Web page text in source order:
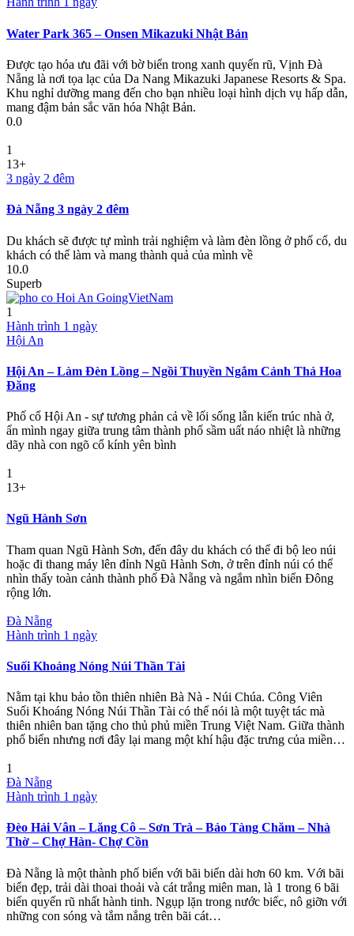
Water Park 365 – Onsen Mikazuki Nhật Bản
Được tạo hóa ưu đãi với bờ biển trong xanh quyến rũ, Vịnh Đà
Nẵng là nơi tọa lạc của Da Nang Mikazuki Japanese Resorts & Spa.
Khu nghỉ dưỡng mang đến cho bạn nhiều loại hình dịch vụ hấp dẫn,
mang đậm bản sắc văn hóa Nhật Bản.
0.0
1
13+
3 ngày 2 đêm
Đà Nẵng 3 ngày 2 đêm
Du khách sẽ được tự mình trải nghiệm và làm đèn lồng ở phố cổ, du
khách có thể làm và mang thành quả của mình về
10.0
Superb
1
Hành trình 1 ngày
Hội An
Hội An – Làm Đèn Lồng – Ngồi Thuyền Ngắm Cảnh Thả Hoa
Đăng
Phố cổ Hội An - sự tương phản cả về lối sống lẫn kiến trúc nhà ở,
ẩn mình ngay giữa trung tâm thành phố sầm uất náo nhiệt là những
dãy nhà con ngõ cổ kính yên bình
1
13+
Ngũ Hành Sơn
Tham quan Ngũ Hành Sơn, đến đây du khách có thể đi bộ leo núi
hoặc đi thang máy lên đỉnh Ngũ Hành Sơn, ở trên đỉnh núi có thể
nhìn thấy toàn cảnh thành phố Đà Nẵng và ngắm nhìn biển Đông
rộng lớn.
Đà Nẵng
Hành trình 1 ngày
Suối Khoáng Nóng Núi Thần Tài
Nằm tại khu bảo tồn thiên nhiên Bà Nà - Núi Chúa. Công Viên
Suối Khoáng Nóng Núi Thần Tài có thể nói là một tuyệt tác mà
thiên nhiên ban tặng cho thủ phủ miền Trung Việt Nam. Giữa thành
phố biển nhưng nơi đây lại mang một khí hậu đặc trưng của miền…
1
Đà Nẵng
Hành trình 1 ngày
Đèo Hải Vân – Lăng Cô – Sơn Trà – Bảo Tàng Chăm – Nhà
Thờ – Chợ Hàn- Chợ Cồn
Đà Nẵng là một thành phố biển với bãi biển dài hơn 60 km. Với bãi
biển đẹp, trải dài thoai thoải và cát trắng miên man, là 1 trong 6 bãi
biển quyến rũ nhất hành tinh. Ngụp lặn trong nước biếc, nô giỡn với
những con sóng và tắm nắng trên bãi cát…